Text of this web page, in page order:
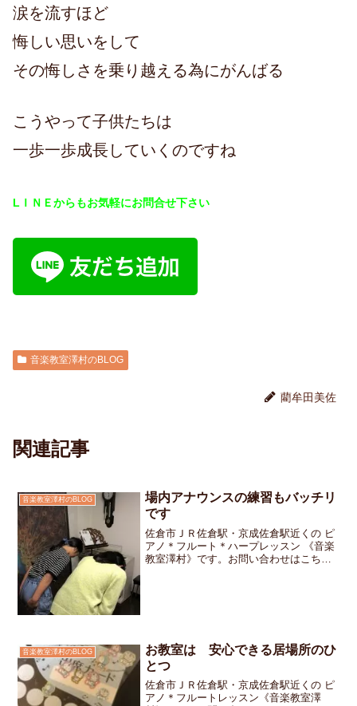
涙を流すほど
悔しい思いをして
その悔しさを乗り越える為にがんばる
こうやって子供たちは
一歩一歩成長していくのですね
LＩＮＥからもお気軽にお問合せ下さい
音楽教室澤村のBLOG
藺牟田美佐
関連記事
音楽教室澤村のBLOG
場内アナウンスの練習もバッチリ
です
佐倉市ＪＲ佐倉駅・京成佐倉駅近くの ピ
アノ＊フルート＊ハープレッスン 《音楽
教室澤村》です。お問い合わせはこちら
音楽教室澤村のBLOG
お教室は 安心できる居場所のひ
とつ
佐倉市ＪＲ佐倉駅・京成佐倉駅近くの ピ
アノ＊フルートレッスン《音楽教室澤